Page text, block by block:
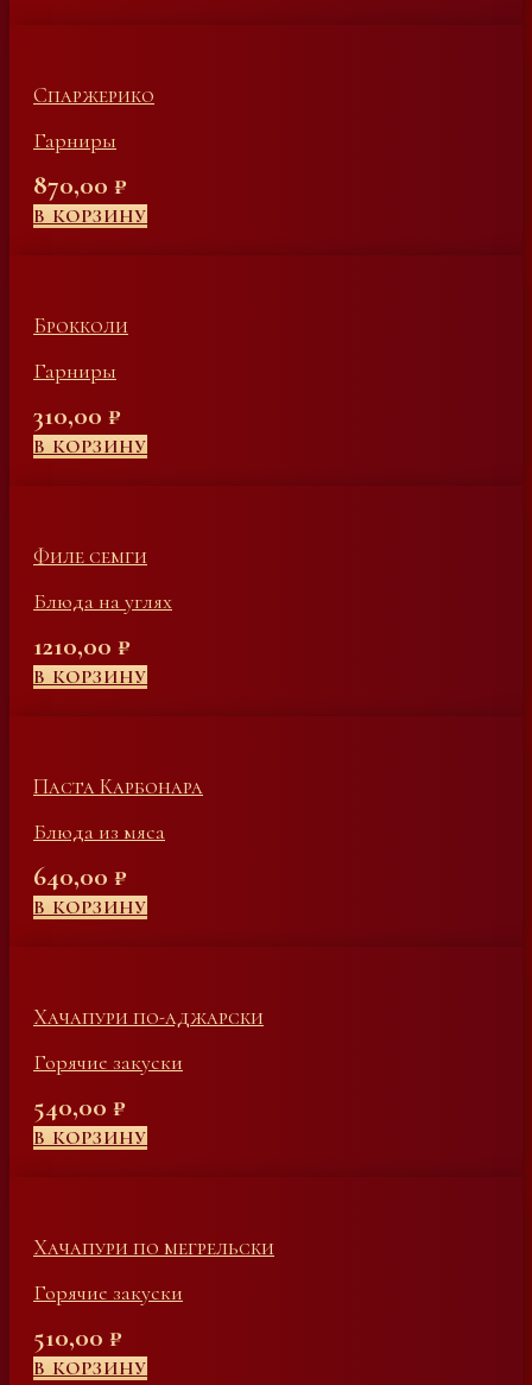
Спаржерико
Гарниры
870,00 ₽
В КОРЗИНУ
Брокколи
Гарниры
310,00 ₽
В КОРЗИНУ
Филе семги
Блюда на углях
1210,00 ₽
В КОРЗИНУ
Паста Карбонара
Блюда из мяса
640,00 ₽
В КОРЗИНУ
Хачапури по-аджарски
Горячие закуски
540,00 ₽
В КОРЗИНУ
Хачапури по мегрельски
Горячие закуски
510,00 ₽
В КОРЗИНУ